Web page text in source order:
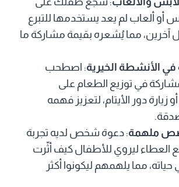
أو ألعاب لم يعد يستخدمها للتبرع
آخرين، مما يُشعره بقيمة مشاركة ما
الأنشطة الخيرية: اصطحب
في توزيع الطعام على
زيارة دور الأيتام، لتعزيز فهمه
ملهمة: دعوة شخص لديه تجربة
ليروي للأطفال كيف أثّرت
مما يلهمهم ليكونوا أكثر